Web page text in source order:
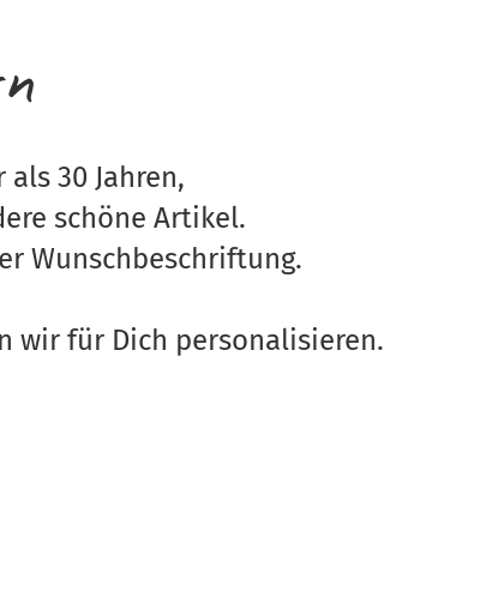
30 Jahren,
schöne Artikel.
Wunschbeschriftung.
wir für Dich personalisieren.